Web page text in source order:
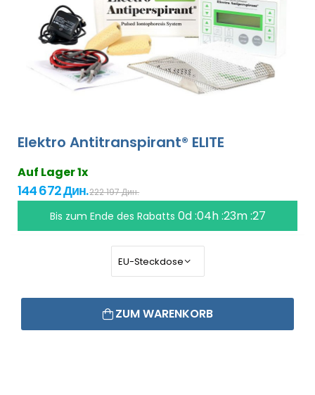
Elektro Antitranspirant® ELITE
Auf Lager 1x
144 672 Дин.222 197 Дин.
Bis zum Ende des Rabatts 0d :04h :23m :26
ZUM WARENKORB